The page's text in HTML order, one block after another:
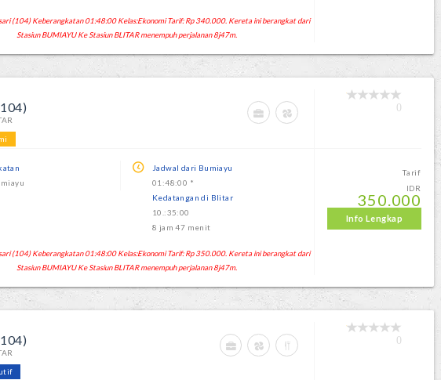
(104) Keberangkatan 01:48:00 Kelas:Ekonomi Tarif: Rp 340.000. Kereta ini berangkat dari
Stasiun BUMIAYU Ke Stasiun BLITAR menempuh perjalanan 8j47m.
0
Jadwal dari Bumiayu
01:48:00 *
Kedatangan di Blitar
10.:35:00
8 jam 47 menit
Tarif
IDR
350.000
Info Lengkap
(104) Keberangkatan 01:48:00 Kelas:Ekonomi Tarif: Rp 350.000. Kereta ini berangkat dari
Stasiun BUMIAYU Ke Stasiun BLITAR menempuh perjalanan 8j47m.
0